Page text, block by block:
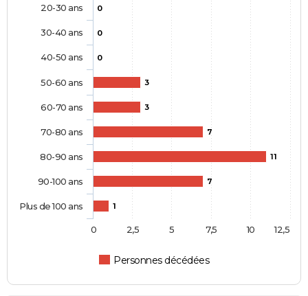
0
0
0
3
3
7
11
7
1
Personnes décédées
20-30 ans
30-40 ans
40-50 ans
50-60 ans
60-70 ans
70-80 ans
80-90 ans
90-100 ans
Plus de 100 ans
0 10
2,5 5 7,5 12,5